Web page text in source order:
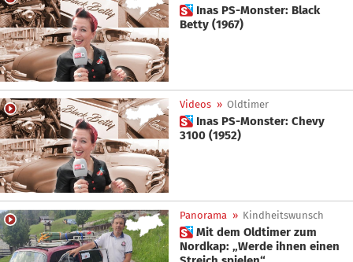
 Inas PS-Monster: Black
Betty (1967)
Videos » Oldtimer
 Inas PS-Monster: Chevy
3100 (1952)
Panorama » Kindheitswunsch
 Mit dem Oldtimer zum
Nordkap: „Werde ihnen einen